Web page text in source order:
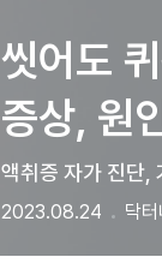
씻어도
증상, 원
액취증 자가 진단,
2023.08.24 닥